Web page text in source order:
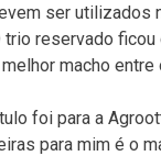
ser
reservado
melhor macho
foi para a
para mim é o